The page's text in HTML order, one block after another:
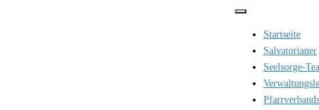
Startseite
Salvatorianer
Seelsorge-